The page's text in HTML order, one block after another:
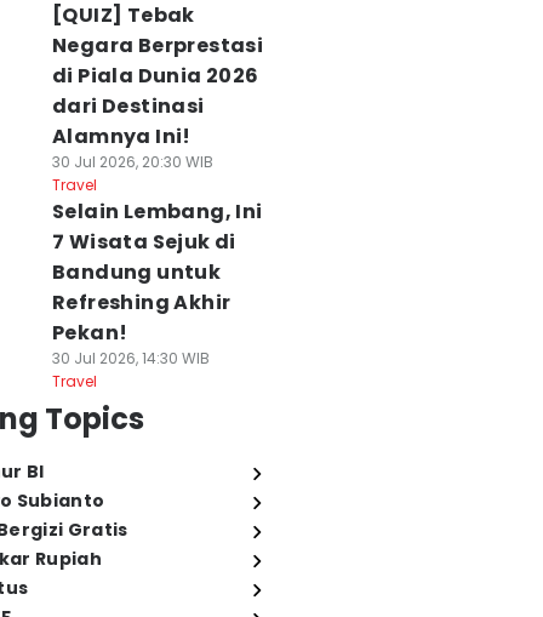
[QUIZ] Tebak
Negara Berprestasi
di Piala Dunia 2026
dari Destinasi
Alamnya Ini!
30 Jul 2026, 20:30 WIB
Travel
Selain Lembang, Ini
7 Wisata Sejuk di
Bandung untuk
Refreshing Akhir
Pekan!
30 Jul 2026, 14:30 WIB
Travel
Topics
BI
Subianto
Gratis
Rupiah